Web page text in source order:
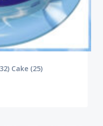
Cake (25)